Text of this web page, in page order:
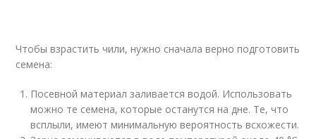
Чтобы взрастить чили, нужно сначала верно подготовить
семена:
Посевной материал заливается водой. Использовать
можно те семена, которые останутся на дне. Те, что
всплыли, имеют минимальную вероятность всхожести.